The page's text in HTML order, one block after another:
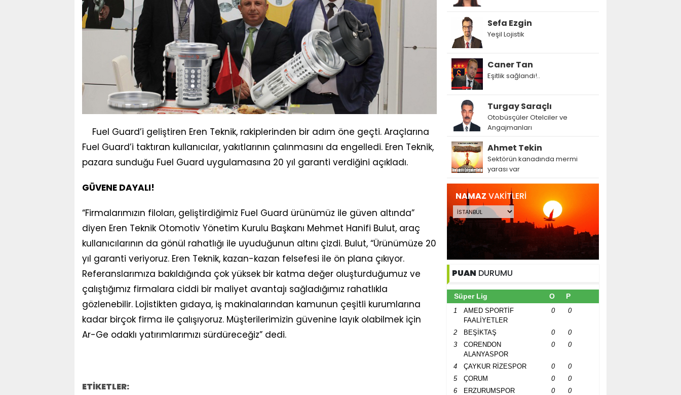
Fuel Guard’i geliştiren Eren Teknik, rakiplerinden bir adım öne geçti. Araçlarına
Fuel Guard’i taktıran kullanıcılar, yakıtlarının çalınmasını da engelledi. Eren Teknik,
pazara sunduğu Fuel Guard uygulamasına 20 yıl garanti verdiğini açıkladı.
GÜVENE DAYALI!
“Firmalarımızın filoları, geliştirdiğimiz Fuel Guard ürünümüz ile güven altında”
diyen Eren Teknik Otomotiv Yönetim Kurulu Başkanı Mehmet Hanifi Bulut, araç
kullanıcılarının da gönül rahatlığı ile uyuduğunun altını çizdi. Bulut, “Ürünümüze 20
yıl garanti veriyoruz. Eren Teknik, kazan-kazan felsefesi ile ön plana çıkıyor.
Referanslarımıza bakıldığında çok yüksek bir katma değer oluşturduğumuz ve
çalıştığımız firmalara ciddi bir maliyet avantajı sağladığımız rahatlıkla
gözlenebilir. Lojistikten gıdaya, iş makinalarından kamunun çeşitli kurumlarına
kadar birçok firma ile çalışıyoruz. Müşterilerimizin güvenine layık olabilmek için
Ar-Ge odaklı yatırımlarımızı sürdüreceğiz” dedi.
ETİKETLER:
Sefa Ezgin
Yeşil Lojistik
Caner Tan
Eşitlik sağlandı!..
Turgay Saraçlı
Otobüsçüler Otelciler ve
Angajmanları
Ahmet Tekin
Sektörün kanadında mermi
yarası var
NAMAZ VAKİTLERİ
PUAN DURUMU
Süper Lig O P
1
AMED SPORTİF
FAALİYETLER
0 0
2 BEŞİKTAŞ 0
0
3
CORENDON
ALANYASPOR
0 0
4 ÇAYKUR RİZESPOR 0
0
5
ÇORUM 0
0
6
ERZURUMSPOR 0
0